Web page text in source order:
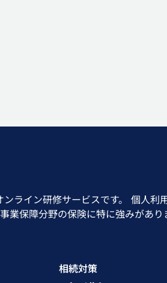
ライン研修サービスです。 個人利
業保障分野の保険に特に強みがあり
相続対策